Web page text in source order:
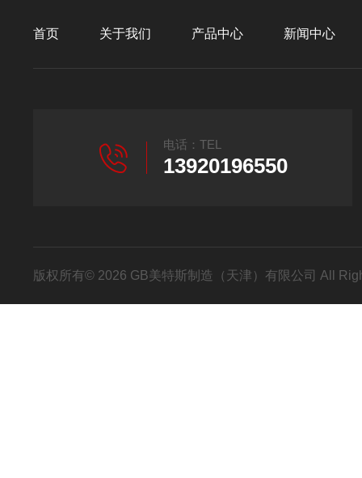
首页 关于我们 产品中心 新闻中心
电话：TEL
13920196550
版权所有© 2026 GB美特斯制造（天津）有限公司 All